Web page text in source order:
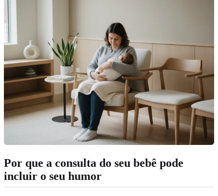
Por que a consulta do seu bebê pode
incluir o seu humor